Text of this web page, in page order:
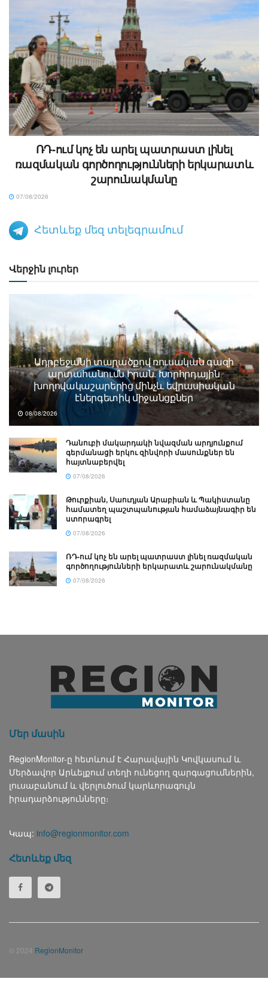
ՌԴ-ում կոչ են արել պատրաստ լինել
ռազմական գործողությունների երկարատև
շարունակմանը
07/08/2026
Հետևեք մեզ տելեգրամում
Վերջին լուրեր
Ադրբեջանի տարածքով ռուսական գազի
արտահանումն Իրան. Խորհրդային
խողովակաշարերից մինչև եվրասիական
էներգետիկ միջանցքներ
08/08/2026
Դանուբի մակարդակի նվազման արդյունքում
գերմանացի երկու զինվորի մասունքներ են
հայտնաբերվել
07/08/2026
Թուրքիան, Սաուդյան Արաբիան և Պակիստանը
համատեղ պաշտպանության համաձայնագիր են
ստորագրել
07/08/2026
ՌԴ-ում կոչ են արել պատրաստ լինել ռազմական
գործողությունների երկարատև շարունակմանը
07/08/2026
Մեր մասին
RegionMonitor-ը հետևում է Հարավային Կովկասում և
Մերձավոր Արևելքում տեղի ունեցող զարգացումներին,
լուսաբանում և վերլուծում կարևորագույն
իրադարձությունները։
Կապ: info@regionmonitor.com
Հետևեք մեզ
© 2024 RegionMonitor